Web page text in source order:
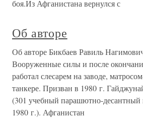
боя.Из Афганистана вернулся с
Об авторе
Об авторе Бикбаев Равиль
Вооруженные силы и после
работал слесарем на заводе,
танкере. Призван в 1980 г.
(301 учебный парашютно-десантный
1980 г.). Афганистан